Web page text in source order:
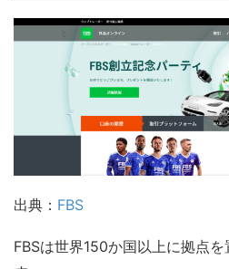
出典： FBS
FBSは世界150か国以上に拠点